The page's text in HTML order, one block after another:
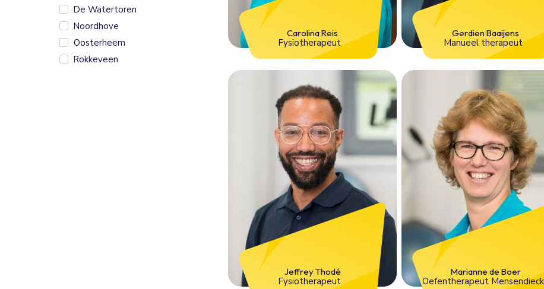
De Watertoren
Noordhove
Oosterheem
Rokkeveen
Carolina Reis
Fysiotherapeut
Gerdien Baaijens
Manueel therapeut
Jeffrey Thodé
Fysiotherapeut
Marianne de Boer
Oefentherapeut Mensendieck